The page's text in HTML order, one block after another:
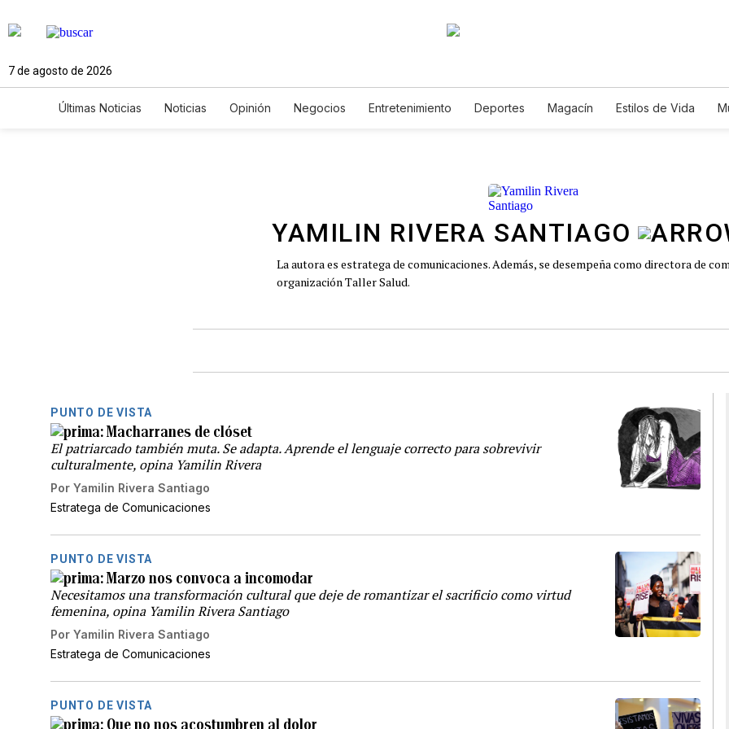
7 de agosto de 2026
Últimas Noticias Noticias Opinión Negocios Entretenimiento Deportes Magacín Estilos de Vida
YAMILIN RIVERA SANTIAGO
La autora es estratega de comunicaciones. Además, se desempeña como directora de
organización Taller Salud.
PUNTO DE VISTA
Macharranes de clóset
El patriarcado también muta. Se adapta. Aprende el lenguaje correcto para sobrevivir
culturalmente, opina Yamilin Rivera
Por Yamilin Rivera Santiago
Estratega de Comunicaciones
PUNTO DE VISTA
Marzo nos convoca a incomodar
Necesitamos una transformación cultural que deje de romantizar el sacrificio como virtud
femenina, opina Yamilin Rivera Santiago
Por Yamilin Rivera Santiago
Estratega de Comunicaciones
PUNTO DE VISTA
Que no nos acostumbren al dolor